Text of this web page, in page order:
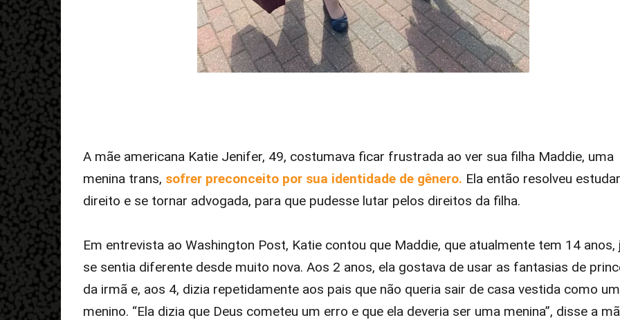
A mãe americana Katie Jenifer, 49, costumava ficar frustrada ao ver sua filha Maddie, uma
menina trans, sofrer preconceito por sua identidade de gênero. Ela então resolveu estudar
direito e se tornar advogada, para que pudesse lutar pelos direitos da filha.
Em entrevista ao Washington Post, Katie contou que Maddie, que atualmente tem 14 anos,
se sentia diferente desde muito nova. Aos 2 anos, ela gostava de usar as fantasias de
da irmã e, aos 4, dizia repetidamente aos pais que não queria sair de casa vestida como um
menino. “Ela dizia que Deus cometeu um erro e que ela deveria ser uma menina”, disse a